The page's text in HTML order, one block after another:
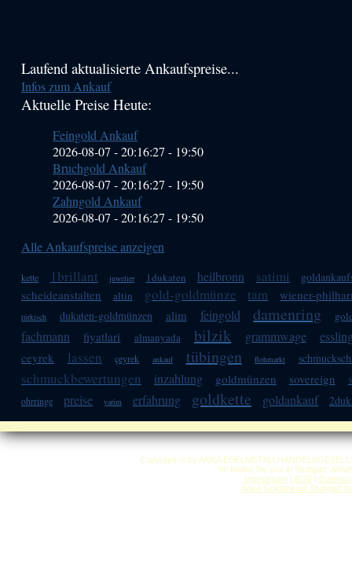
Haupt-
Sidebar
Laufend aktualisierte Ankaufspreise...
Infos zum Ankauf
Aktuelle Preise Heute:
Feingold Ankauf
2026-08-07 - 20:16:27 - 19:50
Bruchgold Ankauf
2026-08-07 - 20:16:27 - 19:50
Zahngold Ankauf
2026-08-07 - 20:16:27 - 19:50
Alle Ankaufspreise anzeigen
kette 1brillant juwelier 1dukaten heilbronn satimi
scheideanstalten altin gold-goldmünze tam wiener-
türkisch dukaten-goldmünzen alim feingold damenring
fachmann fiyatlari almanyada bilzik grammwage
ceyrek lassen çeyrek ankauf tübingen flohmarkt
schmuckbewertungen inzahlung goldmünzen sovereign
ohrringe preise yarim erfahrung goldkette goldankauf
Copyright © by ANKA
So finden Sie uns in Stuttgart:
Impressum| AGB|
Anka Goldankauf Stuttgart